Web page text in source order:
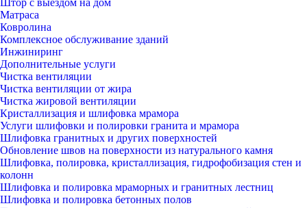
Штор с выездом на дом
Матраса
Ковролина
Комплексное обслуживание зданий
Инжиниринг
Дополнительные услуги
Чистка вентиляции
Чистка вентиляции от жира
Чистка жировой вентиляции
Кристаллизация и шлифовка мрамора
Услуги шлифовки и полировки гранита и мрамора
Шлифовка гранитных и других поверхностей
Обновление швов на поверхности из натурального камня
Шлифовка, полировка, кристаллизация, гидрофобизация стен и
колонн
Шлифовка и полировка мраморных и гранитных лестниц
Шлифовка и полировка бетонных полов